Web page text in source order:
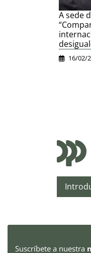
A sede
16/02/
Buscar
Suscríbete a nuestra